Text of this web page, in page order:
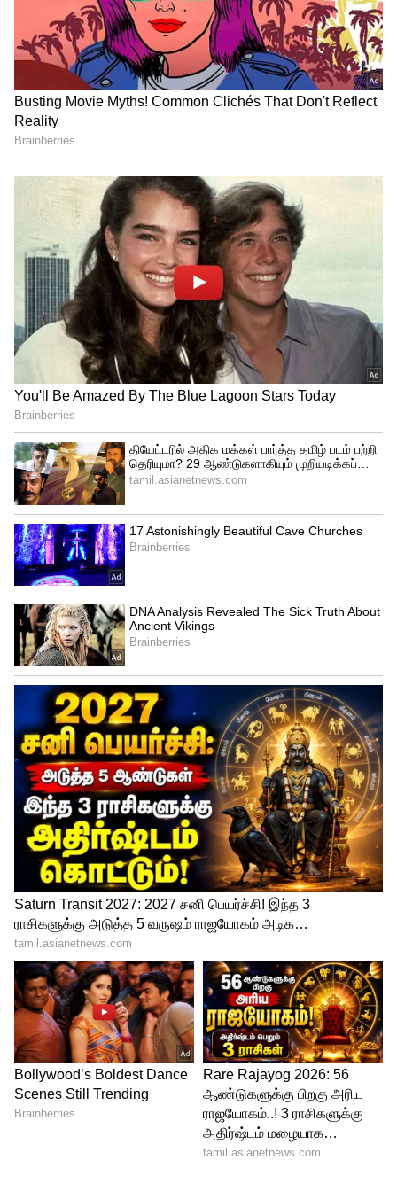
இதனால், பாசனத்துக்கு தண்ணீர்
இல்லாமல், விவசாயப்
பாதிப்புக்குள்ளாகியிருக்கிறார்கள். மேலும்,
அணைகள் தூர்வாரப்படாததால், முழுக்
கொள்ளளவில் நீரை தேக்க முடியவில்லை.
ஏரி, குளங்களை ஆக்கிரமித்து,
கொண்டிருக்கின்றனர் திமுகவினர். இவை
எதையும் கண்டுகொள்ளாமல்,
வழக்கம்போல ஒரு குழு அமைத்து, பல
கோடி ரூபாய் மக்கள் வரிப்பணத்தை
வீணடிக்கும் முனைப்பில் இருக்கிறார்
முதலமைச்சர் ஸ்டாலின்.
முதலமைச்சர் மு.க ஸ்டாலின்
ஒவ்வொரு ஆண்டும் கோடைக் காலத்தில்,
தண்ணீர்ப் பற்றாக்குறை ஏற்படும் என்பது
முதலமைச்சருக்கோ, திமுக மூத்த
அமைச்சர்களுக்கோ தெரியாதா? நிரந்தரத்
தீர்வை நோக்கிய ஒரு தொலை நோக்குத்
திட்டத்தையேனும் இதுவரை அறிவித்தோ,
செயல்படுத்தியோ இருக்கிறதா திமுக?
சென்னையில் மழைநீர் வடிகால் அமைக்கும்
பணிகளையே மூன்றாண்டுகளாக
இழுத்தடித்துக் கொண்டிருக்கிறது திமுக
அரசு. மழை நீரைச் சேகரிக்க,
நீர்நிலைகளைத் தூர்வாருவதிலும்,
சீரமைப்பதிலும் சிறிது கூடக் கவனம்
செலுத்தாததன் விளைவே, தமிழகம்
முழுவதும் நிலவி வரும் தண்ணீர்ப்
பற்றாக்குறையின் அடிப்படை.